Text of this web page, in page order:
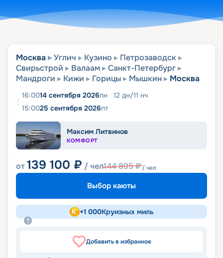
Москва Углич Кузино
Петрозаводск
Свирьстрой
Валаам
Санкт-Петербург
Мандроги
Кижи Горицы Мышкин Москва
16:0014 сентября 2026пн 12 дн/11 нч
15:0025 сентября 2026пт
Максим Литвинов
КОМФОРТ
от139 100 ₽ / чел144 895₽/ чел
Выбор каюты
+1 000Круизных миль
Добавить в избранное